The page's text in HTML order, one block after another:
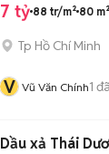
7 tỷ 88 tr/m² 80 m²
Tp Hồ Chí Minh
V Vũ Văn Chính1
Dầu xả Thái